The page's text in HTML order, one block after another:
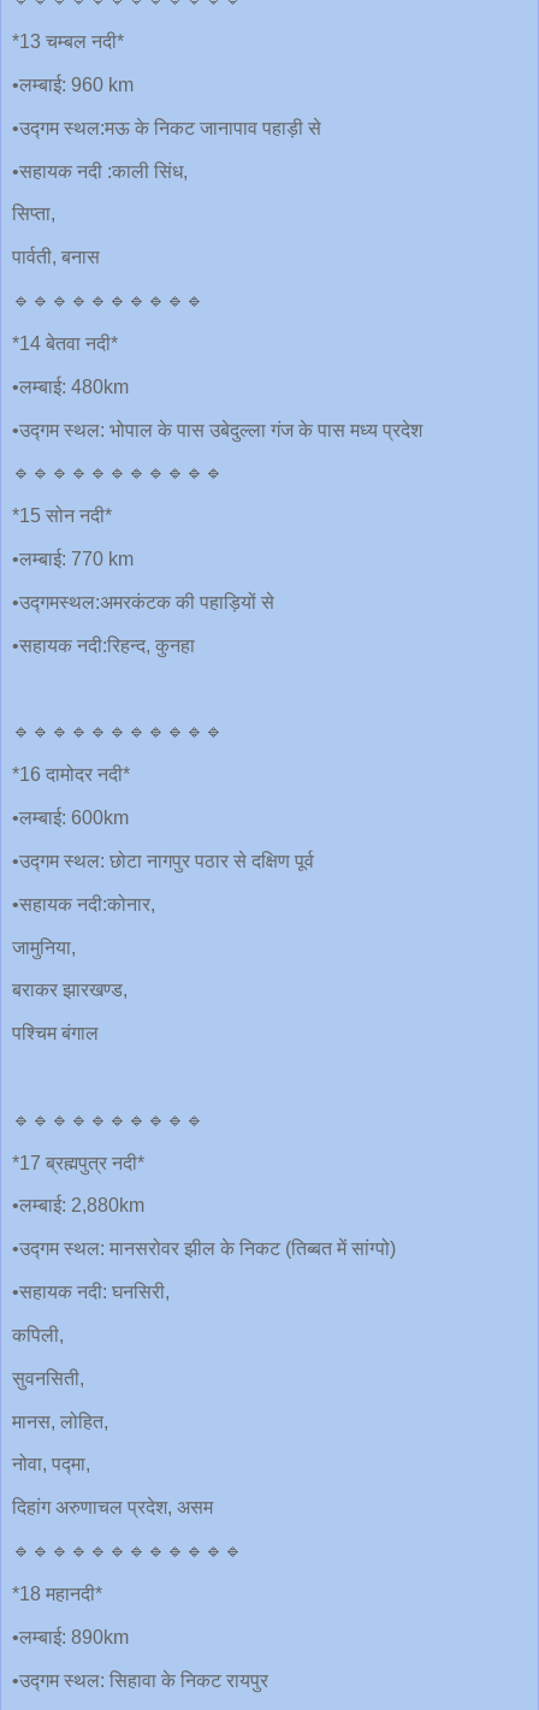
*13 चम्बल नदी*
•लम्बाई: 960 km
•उद्गम स्थल:मऊ के निकट जानापाव पहाड़ी से
•सहायक नदी :काली सिंध,
सिप्ता,
पार्वती, बनास
🔹🔹🔹🔹🔹🔹🔹🔹🔹🔹
*14 बेतवा नदी*
•लम्बाई: 480km
•उद्गम स्थल: भोपाल के पास उबेदुल्ला गंज के पास मध्य प्रदेश
🔹🔹🔹🔹🔹🔹🔹🔹🔹🔹🔹
*15 सोन नदी*
•लम्बाई: 770 km
•उद्गमस्थल:अमरकंटक की पहाड़ियों से
•सहायक नदी:रिहन्द, कुनहा
🔹🔹🔹🔹🔹🔹🔹🔹🔹🔹🔹
*16 दामोदर नदी*
•लम्बाई: 600km
•उद्गम स्थल: छोटा नागपुर पठार से दक्षिण पूर्व
•सहायक नदी:कोनार,
जामुनिया,
बराकर झारखण्ड,
पश्चिम बंगाल
🔹🔹🔹🔹🔹🔹🔹🔹🔹🔹
*17 ब्रह्मपुत्र नदी*
•लम्बाई: 2,880km
•उद्गम स्थल: मानसरोवर झील के निकट (तिब्बत में सांग्पो)
•सहायक नदी: घनसिरी,
कपिली,
सुवनसिती,
मानस, लोहित,
नोवा, पद्मा,
दिहांग अरुणाचल प्रदेश, असम
🔹🔹🔹🔹🔹🔹🔹🔹🔹🔹🔹🔹
*18 महानदी*
•लम्बाई: 890km
•उद्गम स्थल: सिहावा के निकट रायपुर